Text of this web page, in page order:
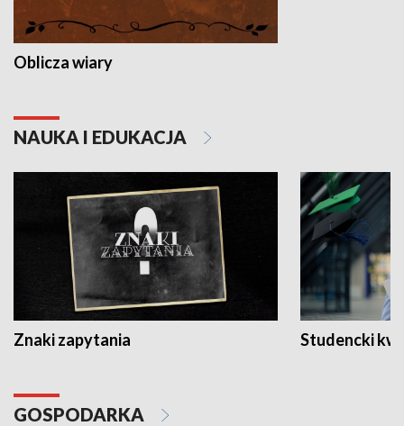
Oblicza wiary
NAUKA I EDUKACJA
Znaki zapytania Studencki
GOSPODARKA